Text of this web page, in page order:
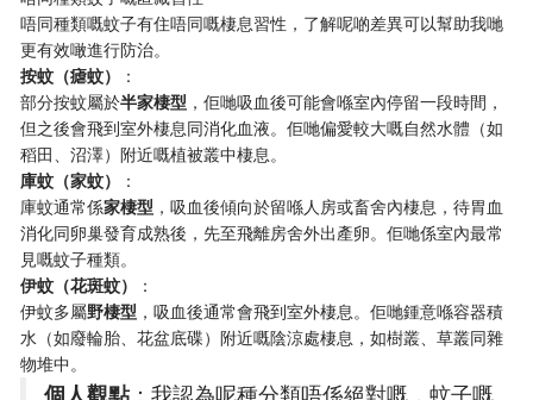
唔同種類嘅蚊子有住唔同嘅棲息習性，了解呢啲差異可以幫助我哋
更有效噉進行防治。
​按蚊（瘧蚊）​
​：
部分按蚊屬於​​半家棲型​ ​，佢哋吸血後可能會喺室內停留一段時間，
但之後會飛到室外棲息同消化血液。佢哋偏愛較大嘅自然水體（如
稻田、沼澤）附近嘅植被叢中棲息。
​庫蚊（家蚊）​
​：
庫蚊通常係​​家棲型​ ​，吸血後傾向於留喺人房或畜舍內棲息，待胃血
消化同卵巢發育成熟後，先至飛離房舍外出產卵。佢哋係室內最常
見嘅蚊子種類。
​伊蚊（花斑蚊）​
​：
伊蚊多屬​​野棲型​ ​，吸血後通常會飛到室外棲息。佢哋鍾意喺容器積
水（如廢輪胎、花盆底碟）附近嘅陰涼處棲息，如樹叢、草叢同雜
物堆中。
​個人觀點​ ​：我認為呢種分類唔係絕對嘅，蚊子嘅